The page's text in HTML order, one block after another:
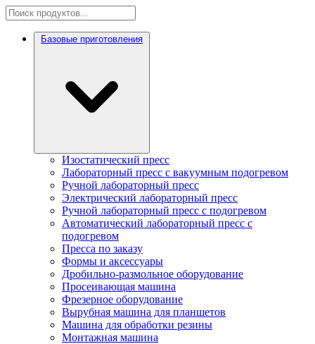
Базовые приготовления
Изостатический пресс
Лабораторный пресс с вакуумным подогревом
Ручной лабораторный пресс
Электрический лабораторный пресс
Ручной лабораторный пресс с подогревом
Автоматический лабораторный пресс с
подогревом
Пресса по заказу
Формы и аксессуары
Дробильно-размольное оборудование
Просеивающая машина
Фрезерное оборудование
Вырубная машина для планшетов
Машина для обработки резины
Монтажная машина